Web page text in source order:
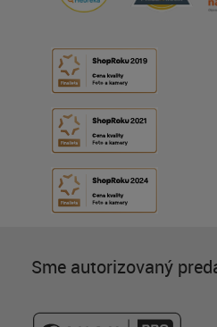
Sme autorizovaný